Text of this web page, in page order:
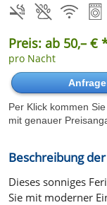
Preis: ab 50,– €
pro Nacht
Per Klick kommen
mit genauer
Beschreibung
Dieses sonniges
Sie mit moderner